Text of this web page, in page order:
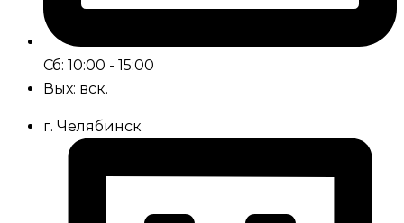
Сб: 10:00 - 15:00
Вых: вск.
г. Челябинск